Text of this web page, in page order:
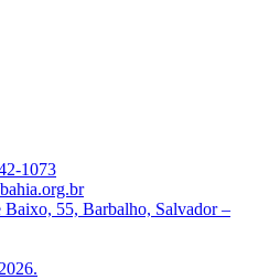
1073
Baixo, 55, Barbalho, Salvador –